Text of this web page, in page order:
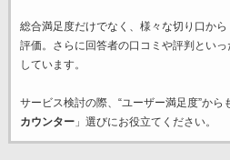
総合満足度だけでなく、様々な切り口から
評価。さらに回答者の口コミや評判とい
しています。
サービス検討の際、“ユーザー満足度”から
カウンター」選びにお役立てください。